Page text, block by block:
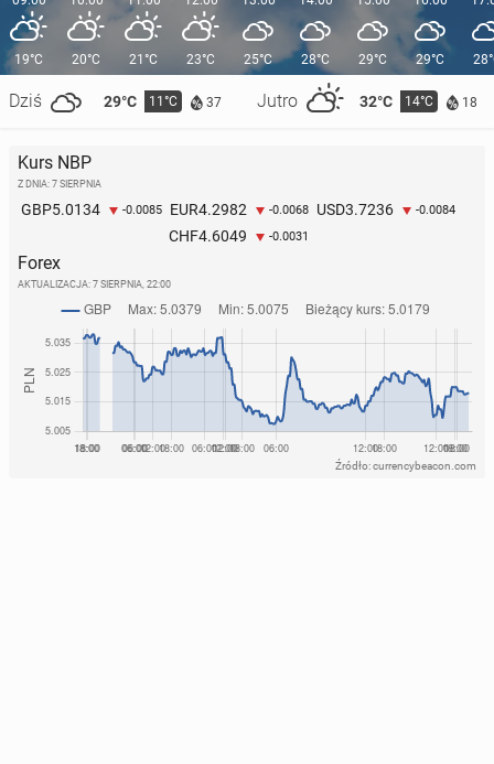
19°C
Dziś 29°C 11°C 37 Jutro 32°C 14°C 18
20°C 21°C 23°C 25°C 28°C 29°C 29°C
Kurs NBP
Z DNIA: 7 SIERPNIA
GBP5.0134 -0.0085 EUR4.2982 -0.0068 USD3.7236 -0.0084
CHF4.6049 -0.0031
Forex
AKTUALIZACJA: 7 SIERPNIA, 22:00
Źródło: currencybeacon.com